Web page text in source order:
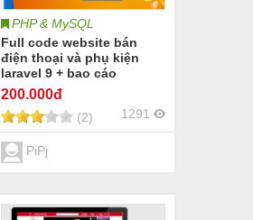
PHP & MySQL
Full code website bán
điện thoại và phụ kiện
laravel 9 + bao cáo
200.000đ
(2) 1291
PiPj